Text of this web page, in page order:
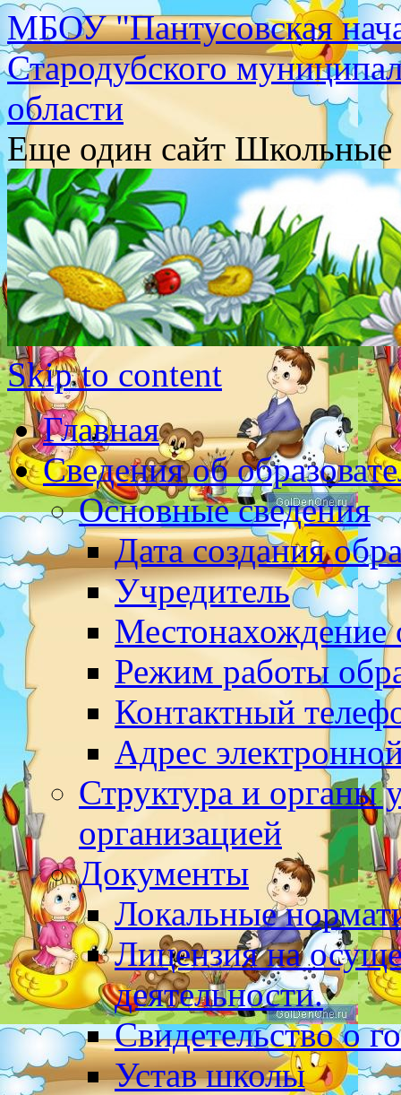
МБОУ "Пантусовская
Стародубского
области
Еще один сайт Школьные
Skip to content
Главная
Сведения об
Основные сведения
Дата создания
Учредитель
Местонахождение
Режим работы
Контактный
Адрес
Структура и органы
организацией
Документы
Локальные
Лицензия на
деятельности.
Свидетельство о
Устав школы